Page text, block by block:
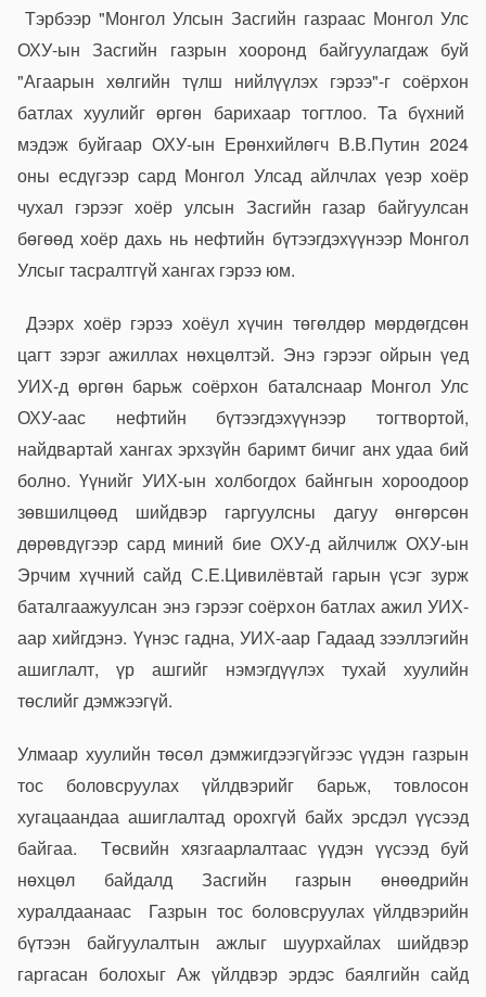
Тэрбээр "Монгол Улсын Засгийн газраас Монгол Улс
ОХУ-ын Засгийн газрын хооронд байгуулагдаж буй
"Агаарын хөлгийн түлш нийлүүлэх гэрээ"-г соёрхон
батлах хуулийг өргөн барихаар тогтлоо. Та бүхний
мэдэж буйгаар ОХУ-ын Ерөнхийлөгч В.В.Путин 2024
оны есдүгээр сард Монгол Улсад айлчлах үеэр хоёр
чухал гэрээг хоёр улсын Засгийн газар байгуулсан
бөгөөд хоёр дахь нь нефтийн бүтээгдэхүүнээр Монгол
Улсыг тасралтгүй хангах гэрээ юм.
Дээрх хоёр гэрээ хоёул хүчин төгөлдөр мөрдөгдсөн
цагт зэрэг ажиллах нөхцөлтэй. Энэ гэрээг ойрын үед
УИХ-д өргөн барьж соёрхон баталснаар Монгол Улс
ОХУ-аас нефтийн бүтээгдэхүүнээр тогтвортой,
найдвартай хангах эрхзүйн баримт бичиг анх удаа бий
болно. Үүнийг УИХ-ын холбогдох байнгын хороодоор
зөвшилцөөд шийдвэр гаргуулсны дагуу өнгөрсөн
дөрөвдүгээр сард миний бие ОХУ-д айлчилж ОХУ-ын
Эрчим хүчний сайд С.Е.Цивилёвтай гарын үсэг зурж
баталгаажуулсан энэ гэрээг соёрхон батлах ажил УИХ-
аар хийгдэнэ. Үүнэс гадна, УИХ-аар Гадаад зээллэгийн
ашиглалт, үр ашгийг нэмэгдүүлэх тухай хуулийн
төслийг дэмжээгүй.
Улмаар хуулийн төсөл дэмжигдээгүйгээс үүдэн газрын
тос боловсруулах үйлдвэрийг барьж, товлосон
хугацаандаа ашиглалтад орохгүй байх эрсдэл үүсээд
байгаа. Төсвийн хязгаарлалтаас үүдэн үүсээд буй
нөхцөл байдалд Засгийн газрын өнөөдрийн
хуралдаанаас Газрын тос боловсруулах үйлдвэрийн
бүтээн байгуулалтын ажлыг шуурхайлах шийдвэр
гаргасан болохыг Аж үйлдвэр эрдэс баялгийн сайд